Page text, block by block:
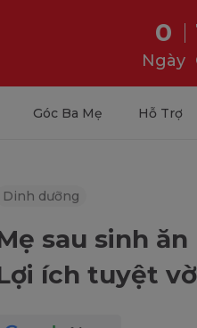
0
Ngày
Góc Ba Mẹ Hỗ Trợ
Dinh dưỡng
sau sinh
ích tuyệt